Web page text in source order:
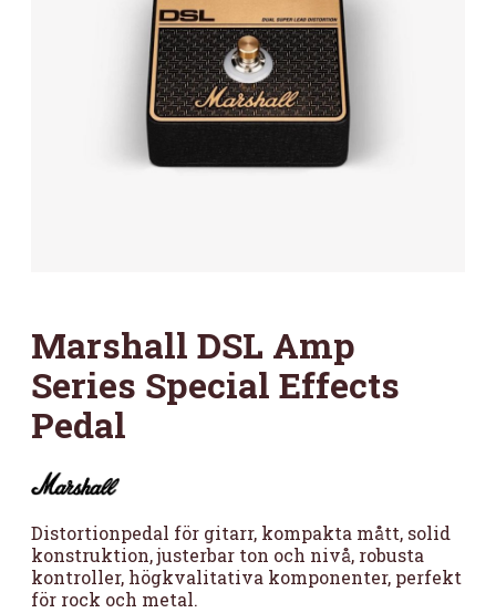
Marshall DSL Amp
Series Special Effects
Pedal
Distortionpedal för gitarr, kompakta mått, solid
konstruktion, justerbar ton och nivå, robusta
kontroller, högkvalitativa komponenter, perfekt
för rock och metal.